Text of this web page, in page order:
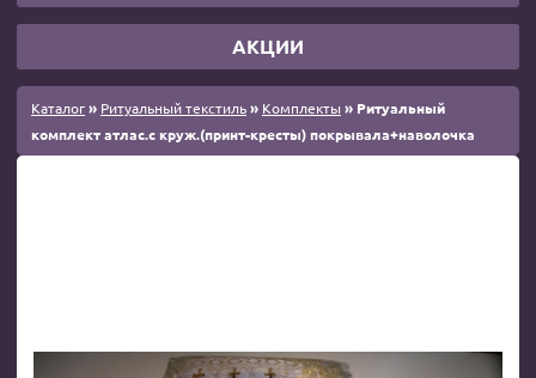
АКЦИИ
Каталог» Ритуальный текстиль» Комплекты» Ритуальный
комплект атлас.с круж.(принт-кресты) покрывала+наволочка